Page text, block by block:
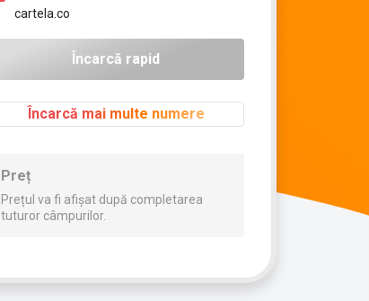
cartela.co
Încarcă mai multe numere
Preț
Prețul va fi afișat după completarea
tuturor câmpurilor.